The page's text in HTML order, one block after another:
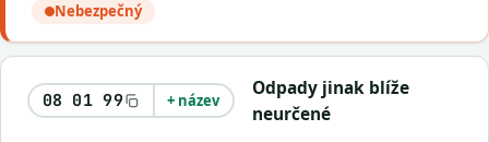
Nebezpečný
08 01 99 + název
Odpady jinak blíže
neurčené